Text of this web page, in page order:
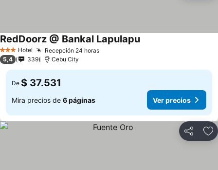
3 Estrellas
Hotel Recepción 24 horas
RedDoorz @ Bankal Lapulapu
5,4 339 Cebu City
De $ 37.531
Mira precios de 6 páginas Ver precios
Compartir